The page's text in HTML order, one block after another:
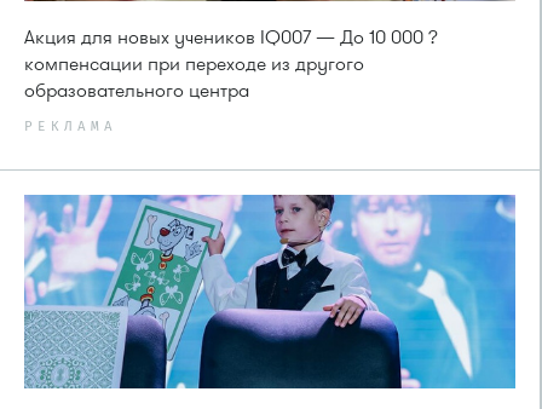
Акция для новых учеников IQ007 — До 10 000 ?
компенсации при переходе из другого
образовательного центра
РЕКЛАМА